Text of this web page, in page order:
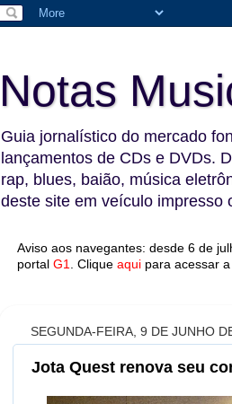
Notas
Guia jornalístico do mercado
lançamentos de CDs e DVDs.
rap, blues, baião, música
deste site em veículo impresso
Aviso aos navegantes: desde 6 de
portal G1 Clique aqui para acessar a
SEGUNDA-FEIRA, 9 DE JUNHO
Jota Quest renova seu